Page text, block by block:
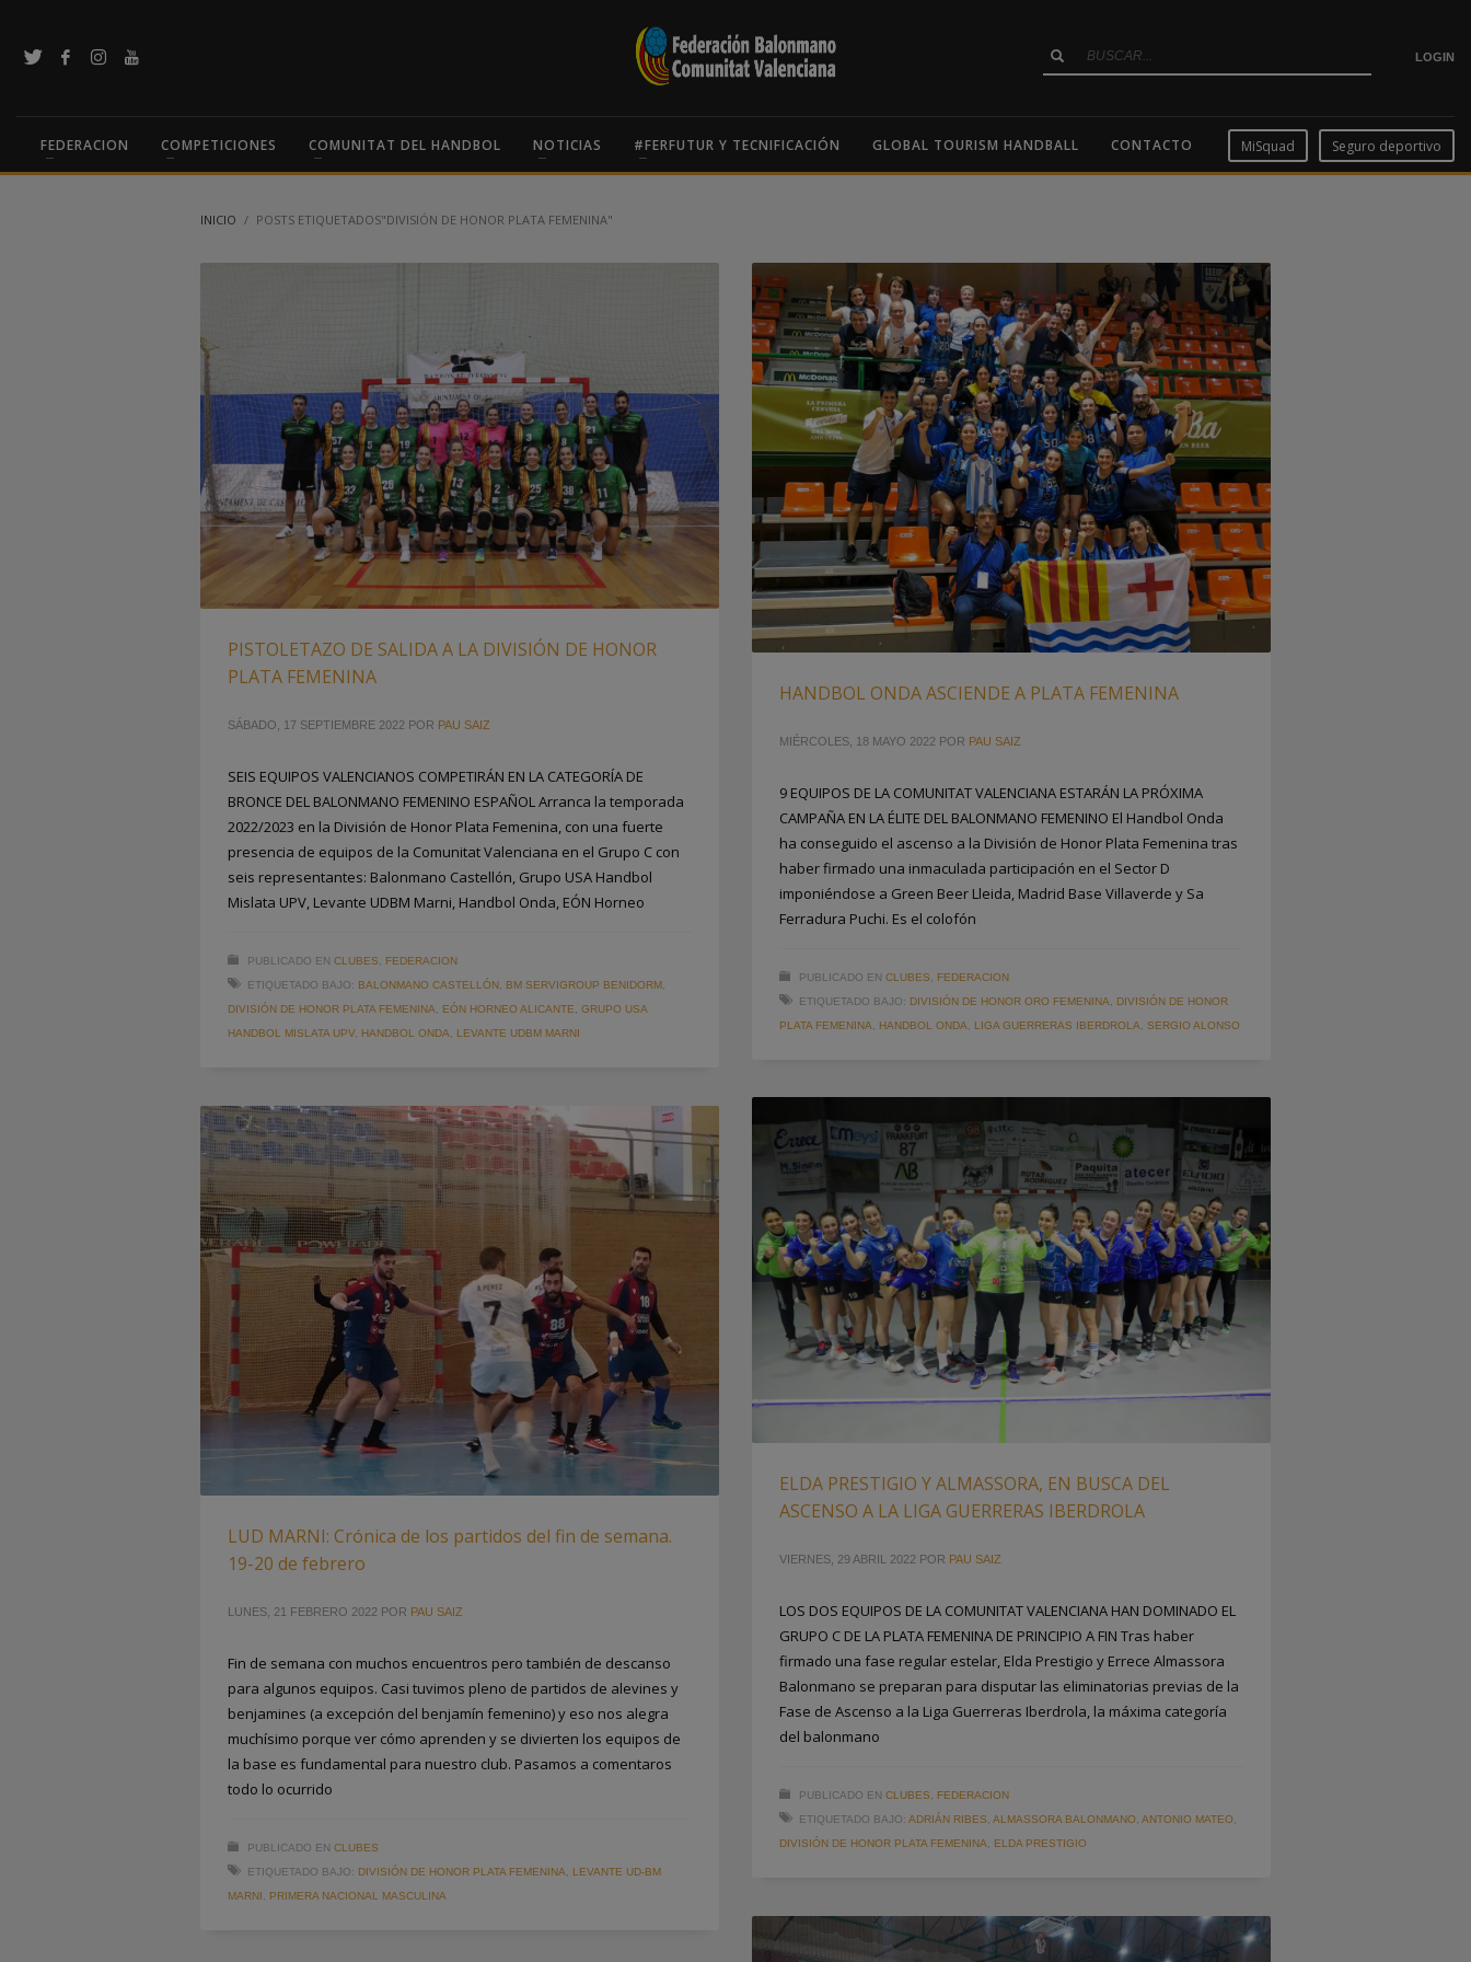
LOGIN
FEDERACION COMPETICIONES COMUNITAT DEL HANDBOL NOTICIAS #FERFUTUR Y TECNIFICACIÓN GLOBAL TOURISM HANDBALL CONTACTO MiSquad Seguro deportivo
INICIO POSTS ETIQUETADOS"DIVISIÓN DE HONOR PLATA FEMENINA"
PISTOLETAZO DE SALIDA A LA DIVISIÓN DE HONOR
PLATA FEMENINA
SÁBADO, 17 SEPTIEMBRE 2022 POR PAU SAIZ
SEIS EQUIPOS VALENCIANOS COMPETIRÁN EN LA CATEGORÍA DE
BRONCE DEL BALONMANO FEMENINO ESPAÑOL Arranca la temporada
2022/2023 en la División de Honor Plata Femenina, con una fuerte
presencia de equipos de la Comunitat Valenciana en el Grupo C con
seis representantes: Balonmano Castellón, Grupo USA Handbol
Mislata UPV, Levante UDBM Marni, Handbol Onda, EÓN Horneo
PUBLICADO EN CLUBES
FEDERACION
ETIQUETADO BAJO: BALONMANO CASTELLÓN BM SERVIGROUP BENIDORM
DIVISIÓN DE HONOR PLATA FEMENINA
EÓN HORNEO ALICANTE
GRUPO USA
HANDBOL MISLATA UPV, HANDBOL ONDA LEVANTE UDBM MARNI
HANDBOL ONDA ASCIENDE A PLATA FEMENINA
MIÉRCOLES, 18 MAYO 2022 POR PAU SAIZ
9 EQUIPOS DE LA COMUNITAT VALENCIANA ESTARÁN LA PRÓXIMA
CAMPAÑA EN LA ÉLITE DEL BALONMANO FEMENINO El Handbol Onda
ha conseguido el ascenso a la División de Honor Plata Femenina tras
haber firmado una inmaculada participación en el Sector D
imponiéndose a Green Beer Lleida, Madrid Base Villaverde y Sa
Ferradura Puchi. Es el colofón
PUBLICADO EN CLUBES
FEDERACION
ETIQUETADO BAJO: DIVISIÓN DE HONOR ORO FEMENINA
DIVISIÓN DE HONOR
PLATA FEMENINA
HANDBOL ONDA LIGA GUERRERAS IBERDROLA SERGIO ALONSO
ELDA PRESTIGIO Y ALMASSORA, EN BUSCA DEL
ASCENSO A LA LIGA GUERRERAS IBERDROLA
VIERNES, 29 ABRIL 2022 POR PAU SAIZ
LOS DOS EQUIPOS DE LA COMUNITAT VALENCIANA HAN DOMINADO EL
GRUPO C DE LA PLATA FEMENINA DE PRINCIPIO A FIN Tras haber
firmado una fase regular estelar, Elda Prestigio y Errece Almassora
Balonmano se preparan para disputar las eliminatorias previas de la
Fase de Ascenso a la Liga Guerreras Iberdrola, la máxima categoría
del balonmano
PUBLICADO EN CLUBES
FEDERACION
ETIQUETADO BAJO: ADRIÁN RIBES ALMASSORA BALONMANO ANTONIO MATEO
DIVISIÓN DE HONOR PLATA FEMENINA
ELDA PRESTIGIO
LUD MARNI: Crónica de los partidos del fin de semana.
19-20 de febrero
LUNES, 21 FEBRERO 2022 POR PAU SAIZ
Fin de semana con muchos encuentros pero también de descanso
para algunos equipos. Casi tuvimos pleno de partidos de alevines y
benjamines (a excepción del benjamín femenino) y eso nos alegra
muchísimo porque ver cómo aprenden y se divierten los equipos de
la base es fundamental para nuestro club. Pasamos a comentaros
todo lo ocurrido
PUBLICADO EN CLUBES
ETIQUETADO BAJO: DIVISIÓN DE HONOR PLATA FEMENINA
LEVANTE UD-BM
MARNI
PRIMERA NACIONAL MASCULINA